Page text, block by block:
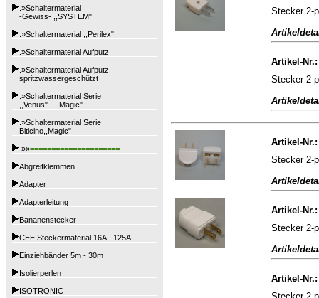
.»Schaltermaterial
-Gewiss- ,,SYSTEM"
.»Schaltermaterial ,,Perilex"
.»Schaltermaterial Aufputz
.»Schaltermaterial Aufputz
spritzwassergeschützt
.»Schaltermaterial Serie
,,Venus" - ,,Magic"
.»Schaltermaterial Serie
Biticino,,Magic"
.»»=====================
Abgreifklemmen
Adapter
Adapterleitung
Bananenstecker
CEE Steckermaterial 16A - 125A
Einziehbänder 5m - 30m
Isolierperlen
ISOTRONIC
Stecker 2-
Artikel-Nr.:
Stecker 2-
Artikel-Nr.:
Stecker 2-
Artikel-Nr.:
Stecker 2-
Artikel-Nr.: